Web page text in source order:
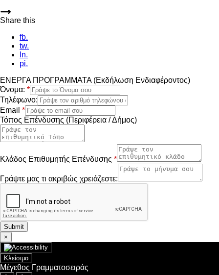
Share this
fb.
tw.
ln.
pi.
ΕΝΕΡΓΑ ΠΡΟΓΡΑΜΜΑΤΑ (Εκδήλωση Ενδιαφέροντος)
Όνομα: *
Τηλέφωνο:
Email *
Τόπος Επένδυσης (Περιφέρεια / Δήμος)
Κλάδος Επιθυμητής Επένδυσης *
Γράψτε μας τι ακριβώς χρειάζεστε:
Submit
×
Κλείσιμο
Μέγεθος Γραμματοσειράς